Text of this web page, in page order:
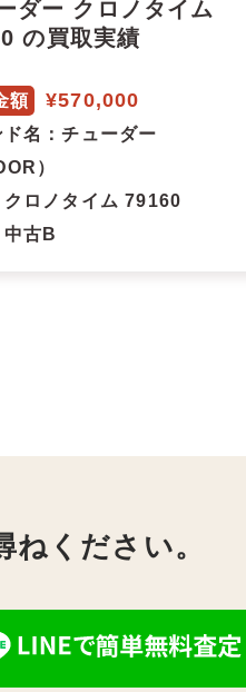
ダー クロノタイム
の買取実績
額 ¥570,000
名 ：チューダー
）
クロノタイム 79160
中古B
ください。